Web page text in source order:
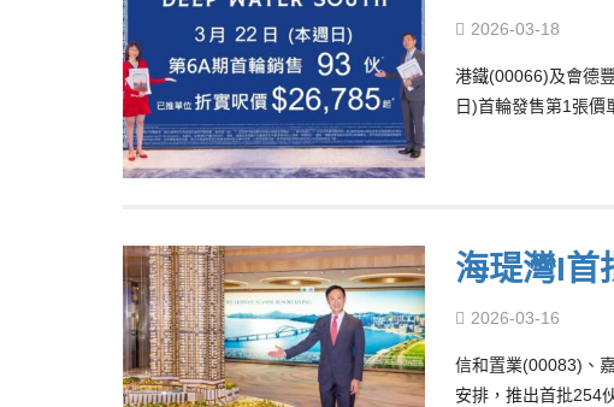
2026-03-18
港鐵(00066)及會德
日)首輪發售第1張價
海瑅灣I
2026-03-16
信和置業(00083)、
安排，推出首批254